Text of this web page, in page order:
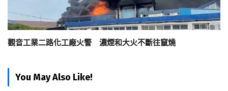
觀音工業二路化工廠火警 濃煙和大火不斷往竄燒
You May Also Like!